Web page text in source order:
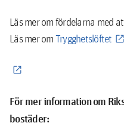
Läs mer om fördelarna med
Läs mer omTrygghetslöftet
För mer information om
bostäder: